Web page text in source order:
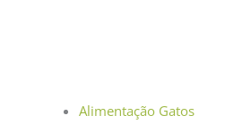
Alimentação Gatos